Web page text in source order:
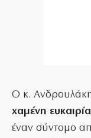
Ο κ.
χαμένη
έναν σύντομο